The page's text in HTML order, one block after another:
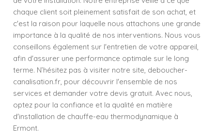
chaque client soit pleinement satisfait de son achat, et
c'est la raison pour laquelle nous attachons une grande
importance à la qualité de nos interventions. Nous vous
conseillons également sur l'entretien de votre appareil,
afin d'assurer une performance optimale sur le long
terme. N’hésitez pas à visiter notre site, deboucher-
canalisation.fr, pour découvrir l'ensemble de nos
services et demander votre devis gratuit. Avec nous,
optez pour la confiance et la qualité en matière
d'installation de chauffe-eau thermodynamique à
Ermont.